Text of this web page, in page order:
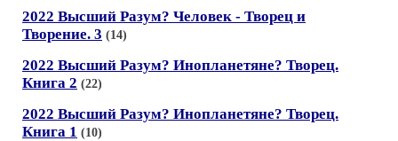
2022 Высший Разум? Человек - Творец и
Творение. 3 (14)
2022 Высший Разум? Инопланетяне? Творец.
Книга 2 (22)
2022 Высший Разум? Инопланетяне? Творец.
Книга 1 (10)